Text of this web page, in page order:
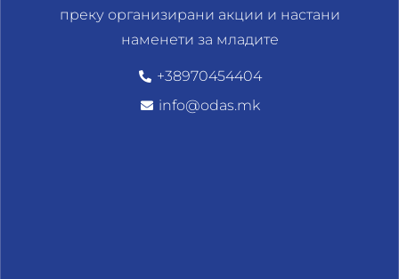
преку организирани акции и настани
наменети за младите
+38970454404
info@odas.mk